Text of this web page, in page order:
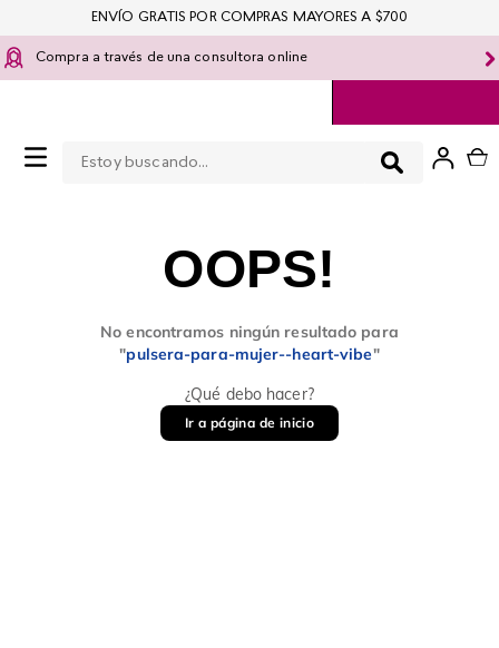
Compra a través de una consultora online
ENVÍO GRATIS POR COMPRAS MAYORES A $700
OOPS!
No encontramos ningún resultado para
"pulsera-para-mujer--heart-vibe"
¿Qué debo hacer?
Ir a página de inicio